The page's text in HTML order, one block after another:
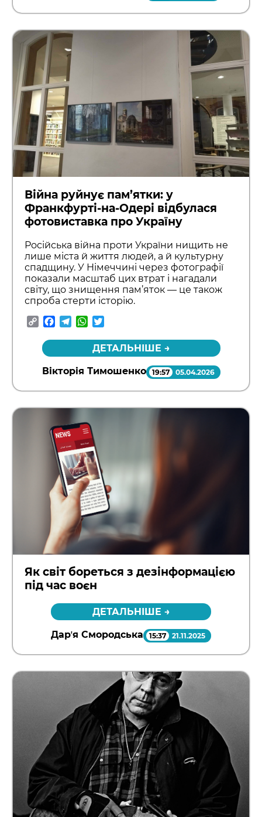
Війна руйнує пам’ятки: у
Франкфурті-на-Одері відбулася
фотовиставка про Україну
Російська війна проти України нищить не
лише міста й життя людей, а й культурну
спадщину. У Німеччині через фотографії
показали масштаб цих втрат і нагадали
світу, що знищення пам’яток — це також
спроба стерти історію.
CopyFacebook
TelegramWhatsApp
ДЕТАЛЬНІШЕ →
Вікторія Тимошенко 19:57 05.04.2026
Як світ бореться з дезінформацією
під час воєн
ДЕТАЛЬНІШЕ →
Дарʼя Смородська 15:37 21.11.2025